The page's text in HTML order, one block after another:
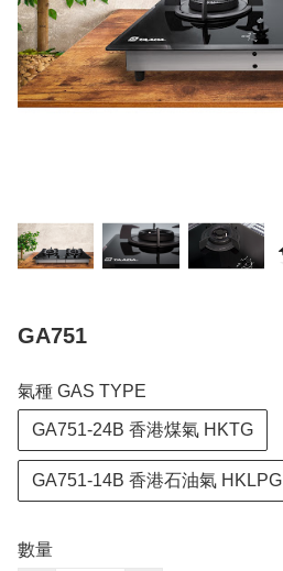
GA751
氣種 GAS TYPE
GA751-24B 香港煤氣 HKTG
GA751-14B 香港石油氣 HKLPG
數量